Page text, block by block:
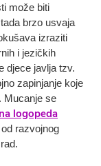
može biti
brzo usvaja
izraziti
i jezičkih
djece javlja tzv.
zapinjanje koje
Mucanje se
logopeda
razvojnog